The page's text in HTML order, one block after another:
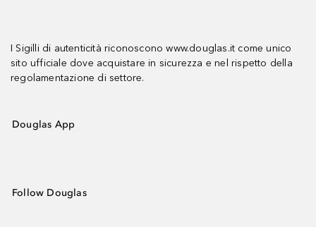
I Sigilli di autenticità riconoscono www.douglas.it come unico
sito ufficiale dove acquistare in sicurezza e nel rispetto della
regolamentazione di settore.
Douglas App
Follow Douglas